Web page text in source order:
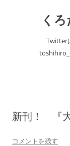
く
Twitter
新刊！ 『大
コメントを残す